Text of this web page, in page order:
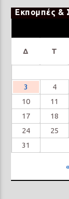
Εκπομπές &
Δ Τ
3
4
10
11
17
18
24
25
31